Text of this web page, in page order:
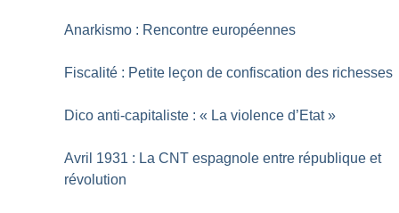
Anarkismo : Rencontre européennes
Fiscalité : Petite leçon de confiscation des richesses
Dico anti-capitaliste : « La violence d’Etat »
Avril 1931 : La CNT espagnole entre république et
révolution